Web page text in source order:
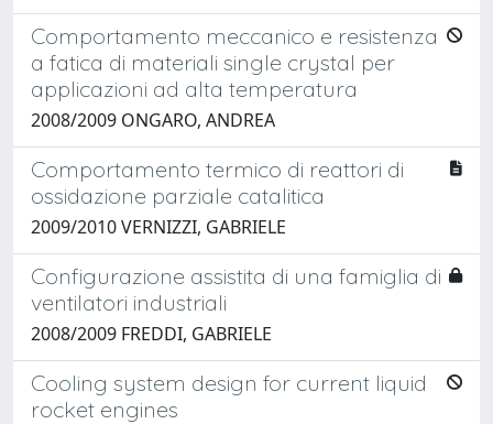
Comportamento meccanico e resistenza
a fatica di materiali single crystal per
applicazioni ad alta temperatura
2008/2009 ONGARO, ANDREA
Comportamento termico di reattori di
ossidazione parziale catalitica
2009/2010 VERNIZZI, GABRIELE
Configurazione assistita di una famiglia di
ventilatori industriali
2008/2009 FREDDI, GABRIELE
Cooling system design for current liquid
rocket engines